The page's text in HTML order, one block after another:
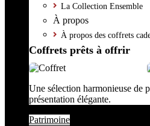
La Collection Ensemble
À propos
À propos des coffrets
Coffrets prêts à offrir
Une sélection harmonieuse de
présentation élégante.
Patrimoine